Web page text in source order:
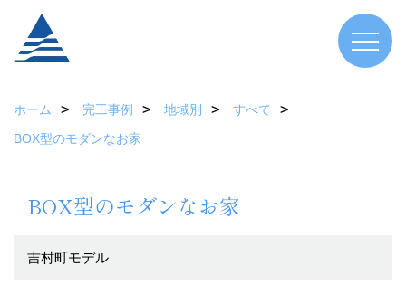
ホーム 完工事例 地域別
すべて
BOX型のモダンなお家
BOX型のモダンなお家
吉村町モデル